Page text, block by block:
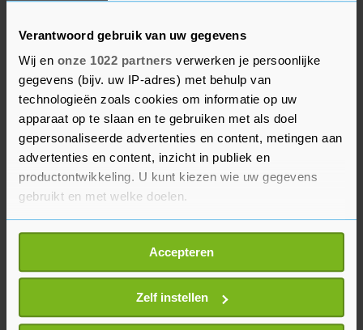
Verantwoord gebruik van uw gegevens
Wij en onze 1022 partners verwerken je persoonlijke
gegevens (bijv. uw IP-adres) met behulp van
technologieën zoals cookies om informatie op uw
apparaat op te slaan en te gebruiken met als doel
gepersonaliseerde advertenties en content, metingen aan
advertenties en content, inzicht in publiek en
productontwikkeling. U kunt kiezen wie uw gegevens
gebruikt en met welke doelen.
Als u het toestaat, willen we ook graag:
Informatie verzamelen over uw geografische
locatie, die tot een paar meter nauwkeurig kan zijn
Uw apparaat identificeren door het actief te
scannen op specifieke eigenschappen (fingerprinting)
Accepteren
Zelf instellen
De hoge energiekosten jagen ook huishoudens op
kosten. Verschillende landen in de Europese Unie
hebben al ingegrepen om de stijging van de
energierekening in te perken. Frankrijk verlengt
de periode waarin maximumtarieven van
elektriciteit gelden tot volgend jaar. Italië trekt
tientallen miljarden euro's uit om bedrijven en
huishoudens te compenseren voor de gestegen
energiekosten. Nederland verlaagde belastingen
op energie en brandstof.